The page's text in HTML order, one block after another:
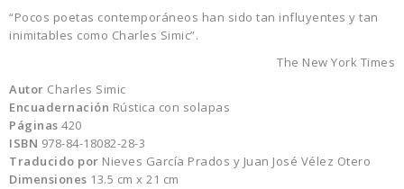
“Pocos poetas contemporáneos han sido tan influyentes y tan
inimitables como Charles Simic”.
The New York Times
Autor Charles Simic
Encuadernación Rústica con solapas
Páginas 420
ISBN 978-84-18082-28-3
Traducido por Nieves García Prados y Juan José Vélez Otero
Dimensiones 13.5 cm x 21 cm